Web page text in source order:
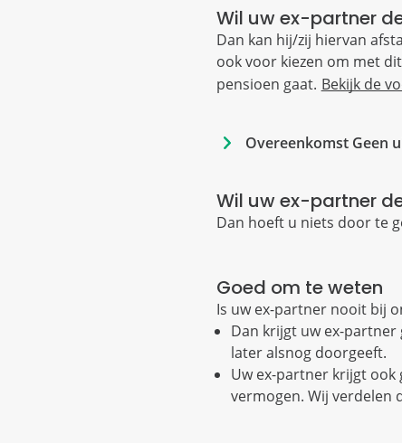
Wil uw ex-partner
Dan kan hij/zij hiervan
ook voor kiezen om met
pensioen gaat. Bekijk de
Overeenkomst Geen
Wil uw ex-partner
Dan hoeft u niets door te
Goed om te weten
Is uw ex-partner nooit bij
Dan krijgt uw ex-
later alsnog doorgeeft.
Uw ex-partner krijgt ook
vermogen. Wij verdelen